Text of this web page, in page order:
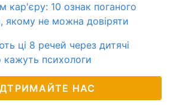
кар'єру: 10 ознак поганого
якому не можна довіряти
ці 8 речей через дитячі
психологи
НАС